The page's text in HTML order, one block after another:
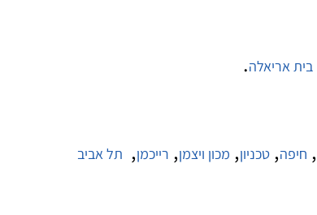
בית אריאלה.
, חיפה, טכניון, מכון ויצמן, רייכמן, תל אביב